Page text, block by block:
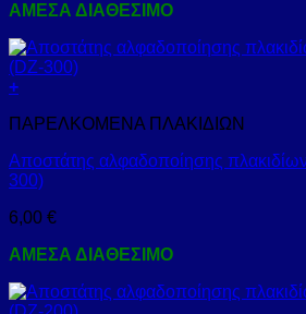
ΑΜΕΣΑ ΔΙΑΘΕΣΙΜΟ
+
ΠΑΡΕΛΚΟΜΕΝΑ ΠΛΑΚΙΔΙΩΝ
Αποστάτης αλφαδοποίησης
300)
6,00 €
ΑΜΕΣΑ ΔΙΑΘΕΣΙΜΟ